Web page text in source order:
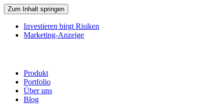
Zum Inhalt springen
Investieren birgt Risiken
Marketing-Anzeige
Produkt
Portfolio
Über uns
Blog